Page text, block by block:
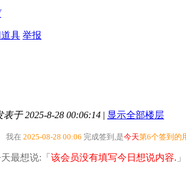
具 举报
表于 2025-8-28 00:06:14 | 显示全部楼层
我在 2025-08-28 00:06 完成签到,是今天第6个签到的
最想说:「 该会员没有填写今日想说内容.